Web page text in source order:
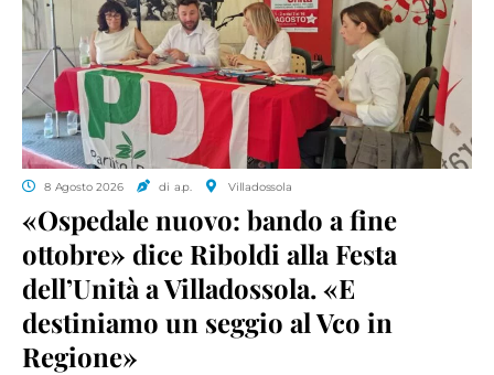
8 Agosto 2026 di a.p. Villadossola
«Ospedale nuovo: bando a fine
ottobre» dice Riboldi alla Festa
dell’Unità a Villadossola. «E
destiniamo un seggio al Vco in
Regione»